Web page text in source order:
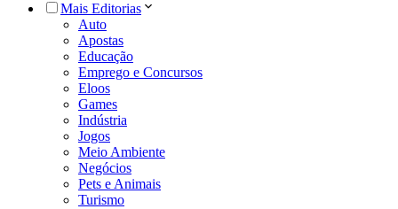
Mais Editorias
Auto
Apostas
Educação
Emprego e Concursos
Eloos
Games
Indústria
Jogos
Meio Ambiente
Negócios
Pets e Animais
Turismo